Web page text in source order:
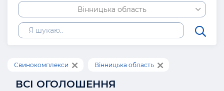
Вінницька область
Свинокомплекси Вінницька область
ВСІ ОГОЛОШЕННЯ